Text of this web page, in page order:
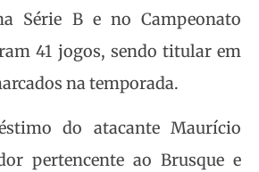
Série B e no Campeonato
41 jogos, sendo titular em
na temporada.
do atacante Maurício
pertencente ao Brusque e